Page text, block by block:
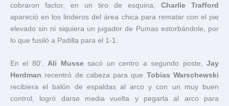
cobraron factor, en un tiro de esquina, Charlie Trafford
apareció en los linderos del área chica para rematar con el pie
elevado sin ni siquiera un jugador de Pumas estorbándole, por
lo que fusiló a Padilla para el 1-1.
En el 80’,Ali Mussesacó un centro a segundo poste,Jay
Herdman recentró de cabeza para que Tobias Warschewski
recibiera el balón de espaldas al arco y con un muy buen
control, logró darse media vuelta y pegarla al arco para